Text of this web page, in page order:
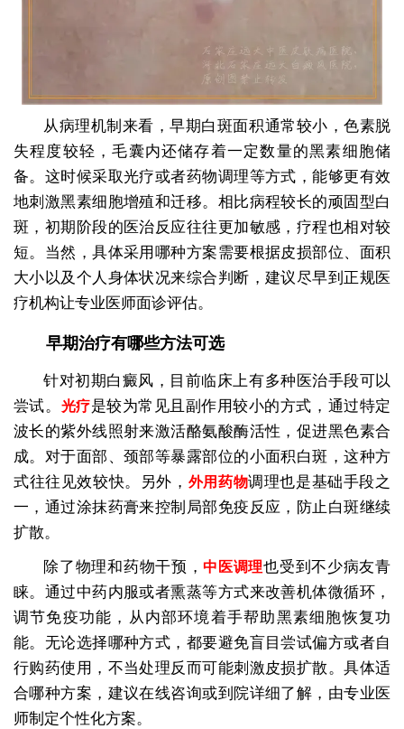
从病理机制来看，早期白斑面积通常较小，色素脱
失程度较轻，毛囊内还储存着一定数量的黑素细胞储
备。这时候采取光疗或者药物调理等方式，能够更有效
地刺激黑素细胞增殖和迁移。相比病程较长的顽固型白
斑，初期阶段的医治反应往往更加敏感，疗程也相对较
短。当然，具体采用哪种方案需要根据皮损部位、面积
大小以及个人身体状况来综合判断，建议尽早到正规医
疗机构让专业医师面诊评估。
早期治疗有哪些方法可选
针对初期白癜风，目前临床上有多种医治手段可以
尝试。 光疗是较为常见且副作用较小的方式，通过特定
波长的紫外线照射来激活酪氨酸酶活性，促进黑色素合
成。对于面部、颈部等暴露部位的小面积白斑，这种方
式往往见效较快。另外， 外用药物调理也是基础手段之
一，通过涂抹药膏来控制局部免疫反应，防止白斑继续
扩散。
除了物理和药物干预，中医调理也受到不少病友青
睐。通过中药内服或者熏蒸等方式来改善机体微循环，
调节免疫功能，从内部环境着手帮助黑素细胞恢复功
能。无论选择哪种方式，都要避免盲目尝试偏方或者自
行购药使用，不当处理反而可能刺激皮损扩散。具体适
合哪种方案，建议在线咨询或到院详细了解，由专业医
师制定个性化方案。